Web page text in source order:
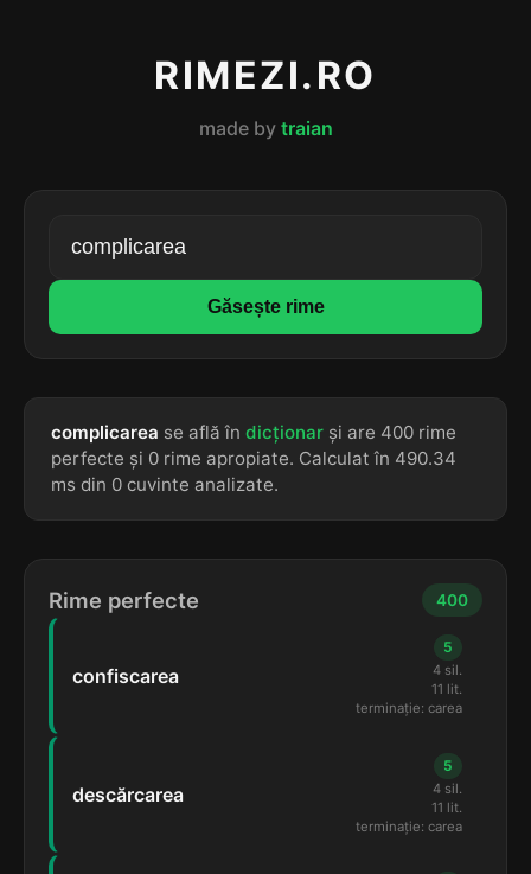
RIMEZI.RO
made by traian
Găsește rime
complicarea se află în dicționar și are 400 rime
perfecte și 0 rime apropiate. Calculat în 490.34
ms din 0 cuvinte analizate.
Rime perfecte 400
confiscarea
5
4 sil.
11 lit.
terminație: carea
descărcarea
5
4 sil.
11 lit.
terminație: carea